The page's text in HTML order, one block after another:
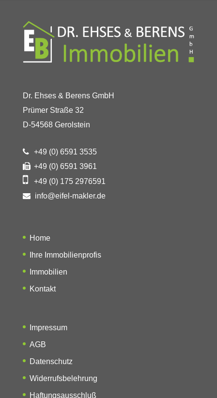
Dr. Ehses & Berens GmbH
Prümer Straße 32
D-54568 Gerolstein
+49 (0) 6591 3535
+49 (0) 6591 3961
+49 (0) 175 2976591
info@eifel-makler.de
Home
Ihre Immobilienprofis
Immobilien
Kontakt
Impressum
AGB
Datenschutz
Widerrufsbelehrung
Haftungsausschluß